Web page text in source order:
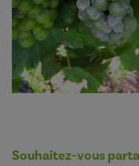
Souhaitez-vous